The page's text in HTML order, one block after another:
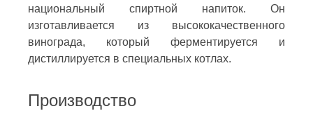
национальный спиртной напиток. Он
изготавливается из высококачественного
винограда, который ферментируется и
дистиллируется в специальных котлах.
Производство